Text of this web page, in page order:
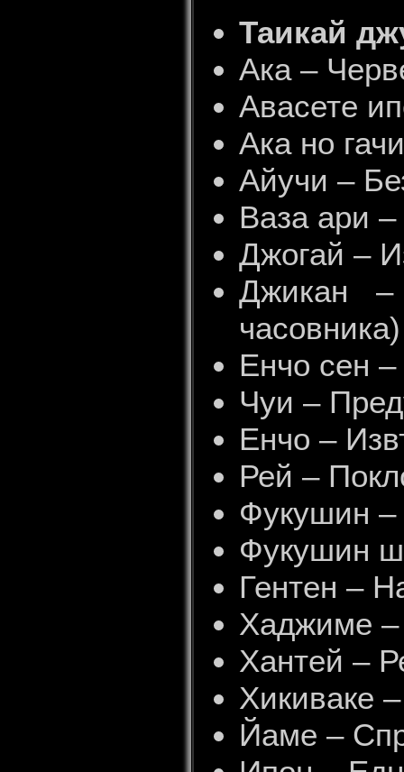
Таикай
Ака –
Авасете
Ака но
Айучи –
Ваза ари
Джогай –
Джикан
часовника)
Енчо сен
Чуи –
Енчо –
Рей –
Фукушин –
Фукушин
Гентен –
Хаджиме –
Хантей –
Хикиваке
Йаме –